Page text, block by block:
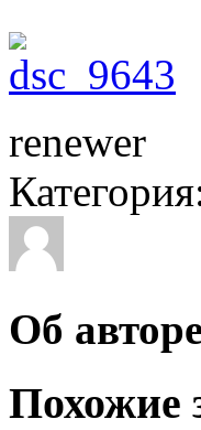
renewer
Об
Похожие